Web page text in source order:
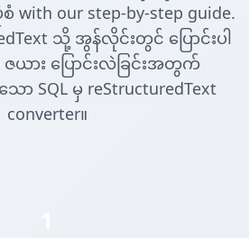
with our step-by-step guide.
သို့ အွန်လိုင်းတွင် ပြောင်းပါ
ယား ပြောင်းလဲခြင်းအတွက်
SQL မှ reStructuredText
converter။